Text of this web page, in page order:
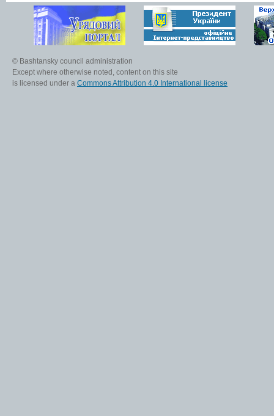
© Bashtansky council administration
Except where otherwise noted, content on this site
is licensed under a Commons Attribution 4.0 International license